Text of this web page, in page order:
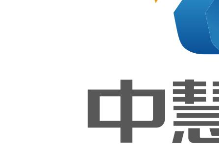
术】实
训室